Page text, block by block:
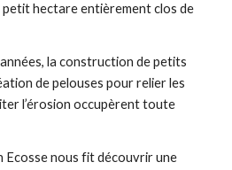
petit hectare entièrement clos de
de pelouses pour relier les
l’érosion occupèrent toute